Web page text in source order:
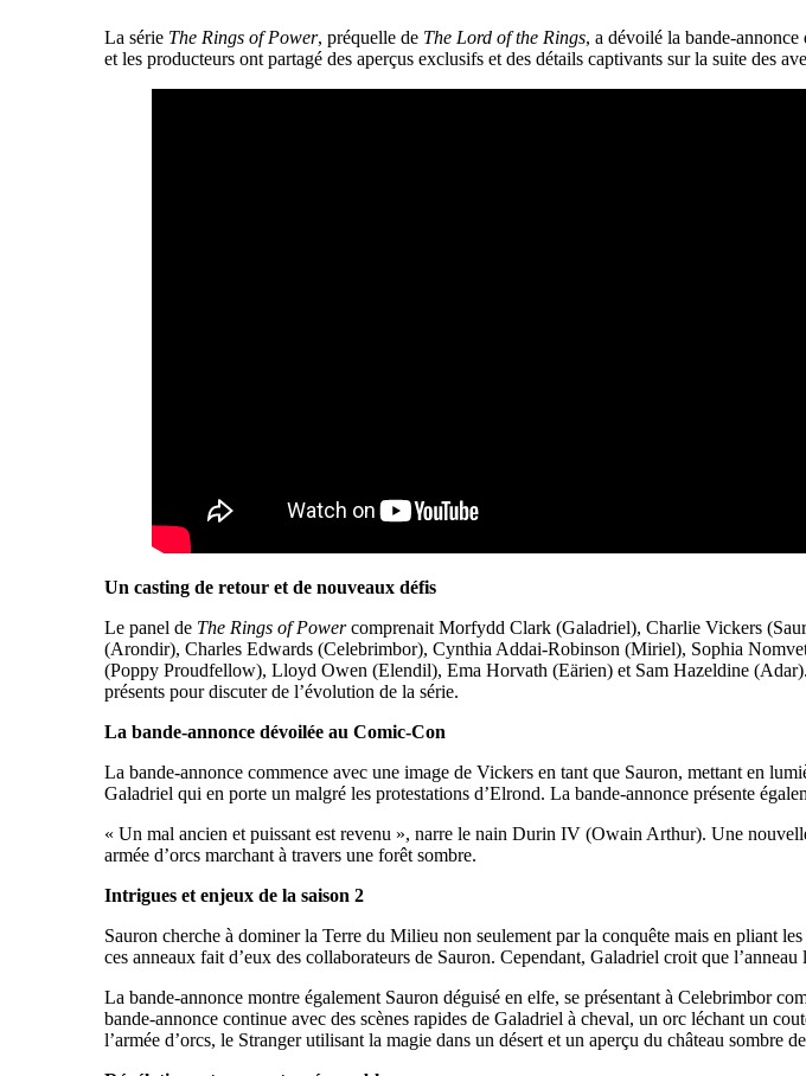
La série The Rings of Power, préquelle de The Lord of the Rings, a dévoilé la bande-
et les producteurs ont partagé des aperçus exclusifs et des détails captivants sur la suite des
Un casting de retour et de nouveaux défis
Le panel de The Rings of Powercomprenait Morfydd Clark (Galadriel), Charlie Vickers
(Arondir), Charles Edwards (Celebrimbor), Cynthia Addai-Robinson (Miriel), Sophia
(Poppy Proudfellow), Lloyd Owen (Elendil), Ema Horvath (Eärien) et Sam Hazeldine
présents pour discuter de l’évolution de la série.
La bande-annonce dévoilée au Comic-Con
La bande-annonce commence avec une image de Vickers en tant que Sauron, mettant en
Galadriel qui en porte un malgré les protestations d’Elrond. La bande-annonce présente
« Un mal ancien et puissant est revenu », narre le nain Durin IV (Owain Arthur). Une
armée d’orcs marchant à travers une forêt sombre.
Intrigues et enjeux de la saison 2
Sauron cherche à dominer la Terre du Milieu non seulement par la conquête mais en pliant
ces anneaux fait d’eux des collaborateurs de Sauron. Cependant, Galadriel croit que
La bande-annonce montre également Sauron déguisé en elfe, se présentant à Celebrimbor
bande-annonce continue avec des scènes rapides de Galadriel à cheval, un orc léchant un
l’armée d’orcs, le Stranger utilisant la magie dans un désert et un aperçu du château sombre